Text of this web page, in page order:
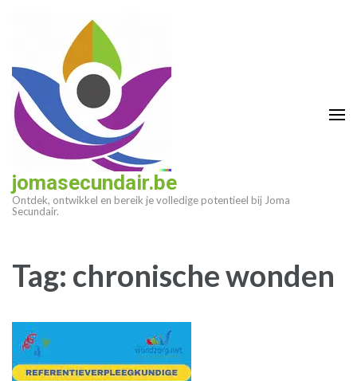
(druk
enter)
jomasecundair.be
Ontdek, ontwikkel en bereik je volledige potentieel bij Joma
Secundair.
Tag: chronische wonden